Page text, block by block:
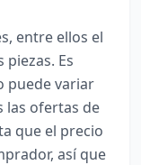
entre ellos el
Es
puede variar
las ofertas de
que el precio
así que